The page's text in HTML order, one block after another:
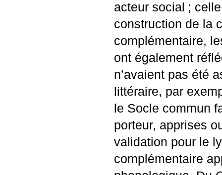
acteur social ;
construction de la
complémentaire,
ont également
n’avaient pas été
littéraire, par
le Socle commun
porteur, apprises
validation pour le
complémentaire